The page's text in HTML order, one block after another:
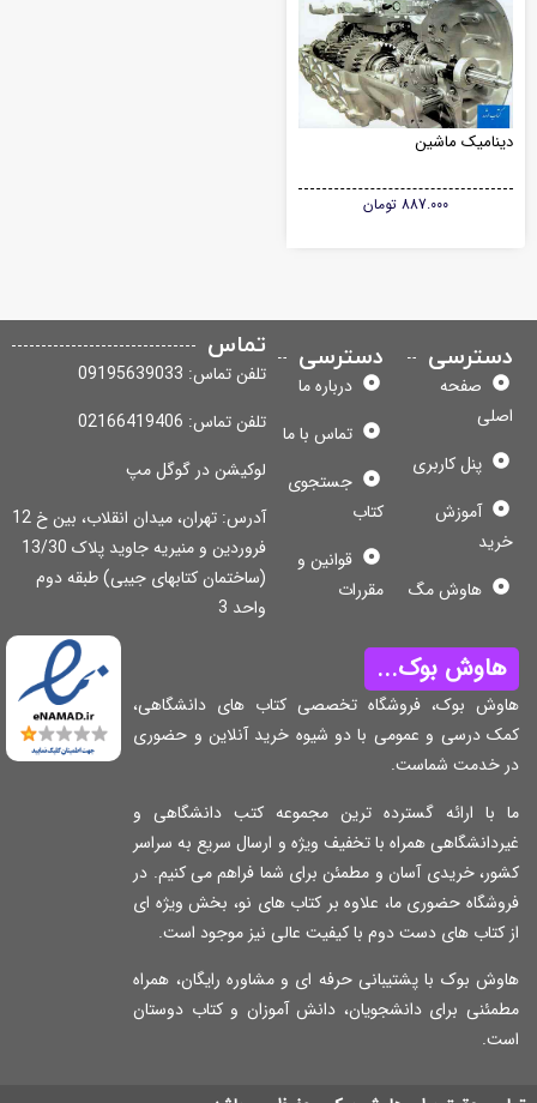
ماشین
887.000 تومان
صفحه
پنل کاربری
آموزش
هاوش مگ
دسترسی
درباره ما
تماس با ما
جستجوی
قوانین و
مقررات
تماس
تلفن تماس: 09195639033
تلفن تماس: 02166419406
لوکیشن در گوگل مپ
آدرس: تهران، میدان انقلاب، بین خ 12
فروردین و منیریه جاوید پلاک 13/30
(ساختمان کتابهای جیبی) طبقه دوم
واحد 3
بوک...
بوک، فروشگاه تخصصی کتاب های دانشگاهی،
درسی و عمومی با دو شیوه خرید آنلاین و حضوری
خدمت شماست.
با ارائه گسترده ترین مجموعه کتب دانشگاهی و
همراه با تخفیف ویژه و ارسال سریع به سراسر
خریدی آسان و مطمئن برای شما فراهم می کنیم. در
حضوری ما، علاوه بر کتاب های نو، بخش ویژه ای
کتاب های دست دوم با کیفیت عالی نیز موجود است.
بوک با پشتیبانی حرفه ای و مشاوره رایگان، همراه
برای دانشجویان، دانش آموزان و کتاب دوستان